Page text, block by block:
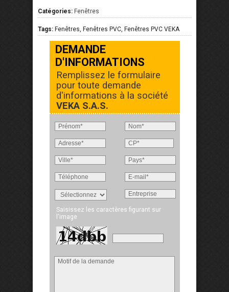
Catégories: Fenêtres
Tags: Fenêtres, Fenêtres PVC, Fenêtres PVC VEKA
DEMANDE
D'INFORMATIONS
Remplissez le formulaire
pour toute demande
d'informations à la société
VEKA S.A.S.
Saisissez les caractères figurant sur
l'image